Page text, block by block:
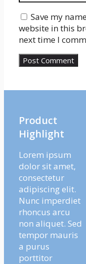
Save my
website in this
next time I
Product
Highlight
Lorem ipsum
dolor sit amet,
consectetur
adipiscing elit.
Nunc imperdiet
rhoncus arcu
non aliquet. Sed
tempor mauris
a purus
porttitor